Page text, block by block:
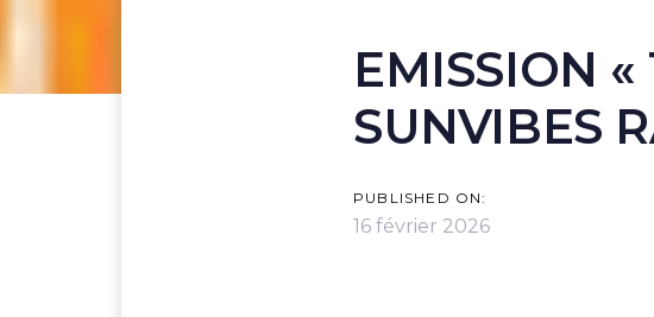
EMISSION «
SUNVIBES
PUBLISHED ON:
16 février 2026
POST